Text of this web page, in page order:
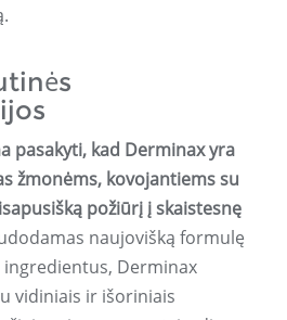
pasakyti, kad Derminax yra
žmonėms, kovojantiems su
požiūrį į skaistesnę
naujovišką formulę
Derminax
vidiniais ir išoriniais